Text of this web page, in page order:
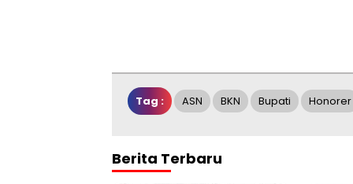
Tag : ASN BKN Bupati Honorer
Berita Terbaru